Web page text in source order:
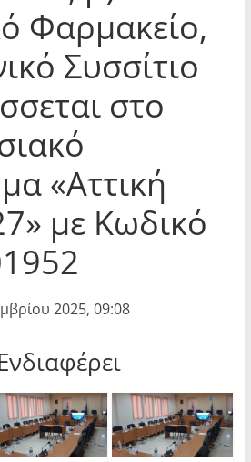
Φαρμακείο,
Συσσίτιο
στο
«Αττική
με Κωδικό
2025, 09:08